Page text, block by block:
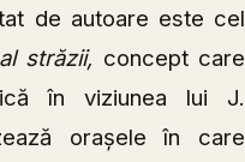
de autoare este cel
străzii, concept care
în viziunea lui J.
orașele în care